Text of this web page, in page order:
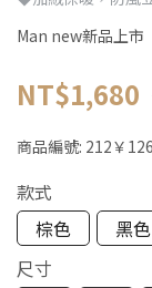
Man new新品上市
NT$1,680
商品編號: 212￥
款式
棕色
黑色
尺寸